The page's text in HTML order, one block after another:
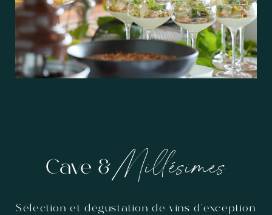
Cave &Millésimes
Sélection et dégustation de vins d’exception